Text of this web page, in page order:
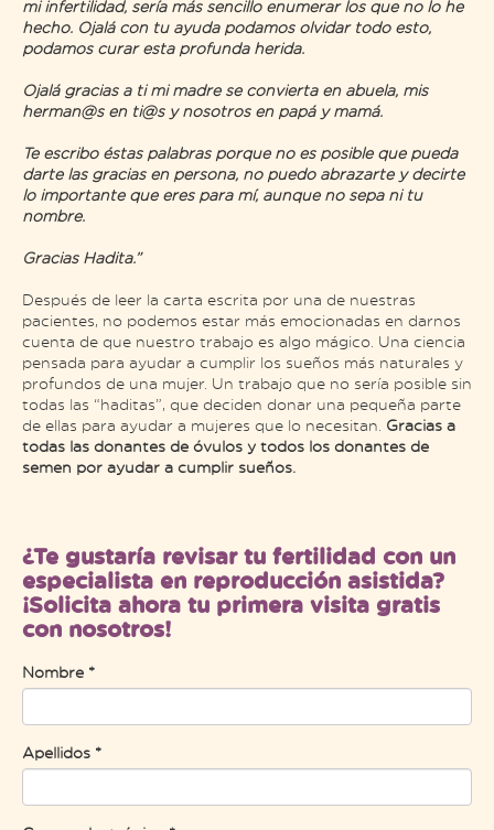
mi infertilidad, sería más sencillo enumerar los que no lo he
hecho. Ojalá con tu ayuda podamos olvidar todo esto,
podamos curar esta profunda herida.
Ojalá gracias a ti mi madre se convierta en abuela, mis
herman@s en ti@s y nosotros en papá y mamá.
Te escribo éstas palabras porque no es posible que pueda
darte las gracias en persona, no puedo abrazarte y decirte
lo importante que eres para mí, aunque no sepa ni tu
nombre.
Gracias Hadita.”
Después de leer la carta escrita por una de nuestras
pacientes, no podemos estar más emocionadas en darnos
cuenta de que nuestro trabajo es algo mágico. Una ciencia
pensada para ayudar a cumplir los sueños más naturales y
profundos de una mujer. Un trabajo que no sería posible sin
todas las “haditas”, que deciden donar una pequeña parte
de ellas para ayudar a mujeres que lo necesitan. Gracias a
todas las donantes de óvulos y todos los donantes de
semen por ayudar a cumplir sueños.
¿Te gustaría revisar tu fertilidad con un
especialista en reproducción asistida?
¡Solicita ahora tu primera visita gratis
con nosotros!
Nombre *
Apellidos *